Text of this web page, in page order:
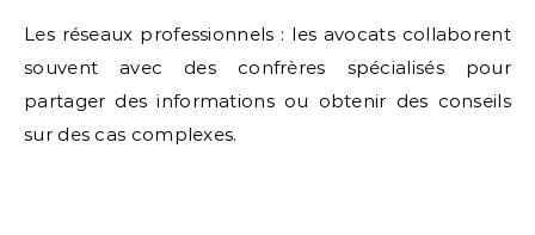
Les réseaux professionnels : les avocats collaborent
souvent avec des confrères spécialisés pour
partager des informations ou obtenir des conseils
sur des cas complexes.